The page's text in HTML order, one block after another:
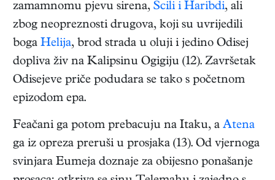
zamamnomu pjevu sirena, Scili i Haribdi, ali
zbog neopreznosti drugova, koji su uvrijedili
boga Helija, brod strada u oluji i jedino Odisej
dopliva živ na Kalipsinu Ogigiju (12). Završetak
Odisejeve priče podudara se tako s početnom
epizodom epa.
Feačani ga potom prebacuju na Itaku, a Atena
ga iz opreza preruši u prosjaka (13). Od vjernoga
svinjara Eumeja doznaje za obijesno ponašanje